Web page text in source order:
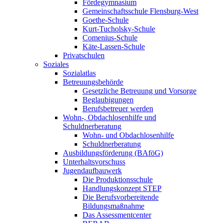
Fördegymnasium
Gemeinschaftsschule Flensburg-West
Goethe-Schule
Kurt-Tucholsky-Schule
Comenius-Schule
Käte-Lassen-Schule
Privatschulen
Soziales
Sozialatlas
Betreuungsbehörde
Gesetzliche Betreuung und Vorsorge
Beglaubigungen
Berufsbetreuer werden
Wohn-, Obdachlosenhilfe und
Schuldnerberatung
Wohn- und Obdachlosenhilfe
Schuldnerberatung
Ausbildungsförderung (BAföG)
Unterhaltsvorschuss
Jugendaufbauwerk
Die Produktionsschule
Handlungskonzept STEP
Die Berufsvorbereitende
Bildungsmaßnahme
Das Assessmentcenter